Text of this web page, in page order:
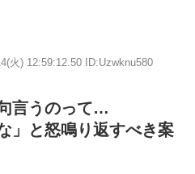
火) 12:59:12.50 ID:Uzwknu580
言うのって…
」と怒鳴り返すべき案